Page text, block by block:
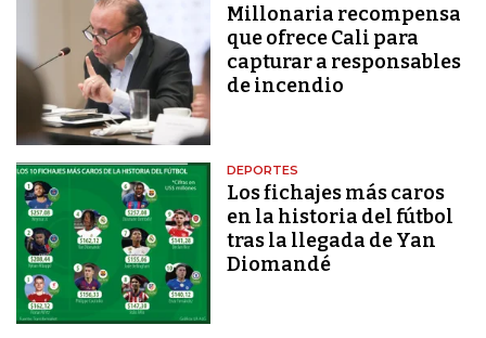
Millonaria recompensa
que ofrece Cali para
capturar a responsables
de incendio
DEPORTES
Los fichajes más caros
en la historia del fútbol
tras la llegada de Yan
Diomandé